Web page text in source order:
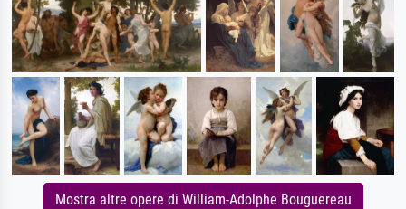
Mostra altre opere di William-Adolphe Bouguereau